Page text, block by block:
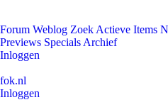
Forum Weblog Zoek Actieve Items
Previews Specials Archief
Inloggen
fok.nl
Inloggen